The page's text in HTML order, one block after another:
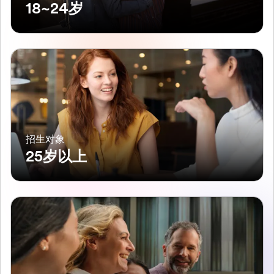
18~24岁
招生对象
25岁以上